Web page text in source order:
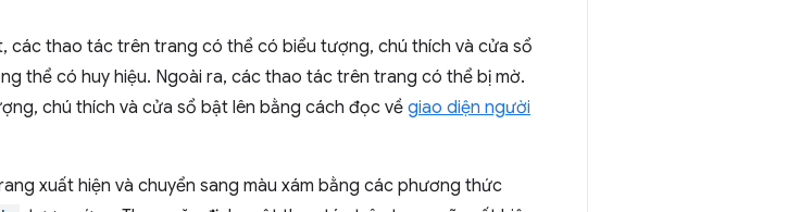
các thao tác trên trang có thể có biểu tượng, chú thích và cửa sổ
thể có huy hiệu. Ngoài ra, các thao tác trên trang có thể bị mờ.
chú thích và cửa sổ bật lên bằng cách đọc về giao diện người
xuất hiện và chuyển sang màu xám bằng các phương thức